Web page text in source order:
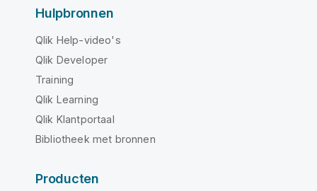
Hulpbronnen
Qlik Help-video's
Qlik Developer
Training
Qlik Learning
Qlik Klantportaal
Bibliotheek met bronnen
Producten